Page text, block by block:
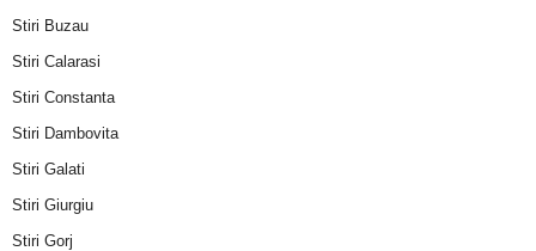
Stiri Buzau
Stiri Calarasi
Stiri Constanta
Stiri Dambovita
Stiri Galati
Stiri Giurgiu
Stiri Gorj